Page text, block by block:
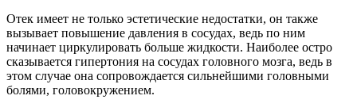
Отек имеет не только эстетические недостатки, он также
вызывает повышение давления в сосудах, ведь по ним
начинает циркулировать больше жидкости. Наиболее остро
сказывается гипертония на сосудах головного мозга, ведь в
этом случае она сопровождается сильнейшими головными
болями, головокружением.